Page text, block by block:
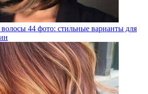
44 фото: стильные варианты для